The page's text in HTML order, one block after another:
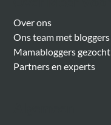
Over ons
Ons team met bloggers
Mamabloggers gezocht
Partners en experts